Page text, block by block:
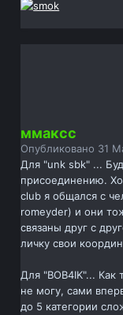
ммаксс
Опубликовано 31
Для "unk sbk" ...
присоединению.
club я общался с
romeyder) и они
связаны друг с
личку свои
Для "BOB4IK"... Как
не могу, сами
до 5 категории